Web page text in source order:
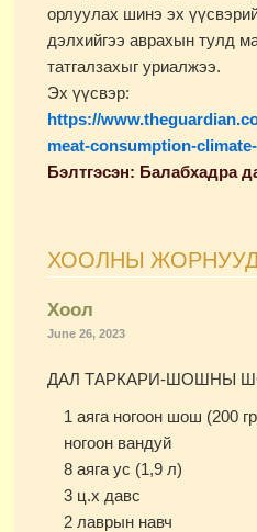
орлуулах шинэ эх
дэлхийгээ аврахын тулд
татгалзахыг уриалжээ.
Эх үүсвэр:
https://
meat-consumption-
Бэлтгэсэн: Балабхадра
ХООЛНЫ
Хоол
June 26, 2023
ДАЛ ТАРКАРИ-ШОШНЫ
1 аяга ногоон шош (200
ногоон вандуй
8 аяга ус (1,9 л)
3 ц.х давс
2 лаврын навч